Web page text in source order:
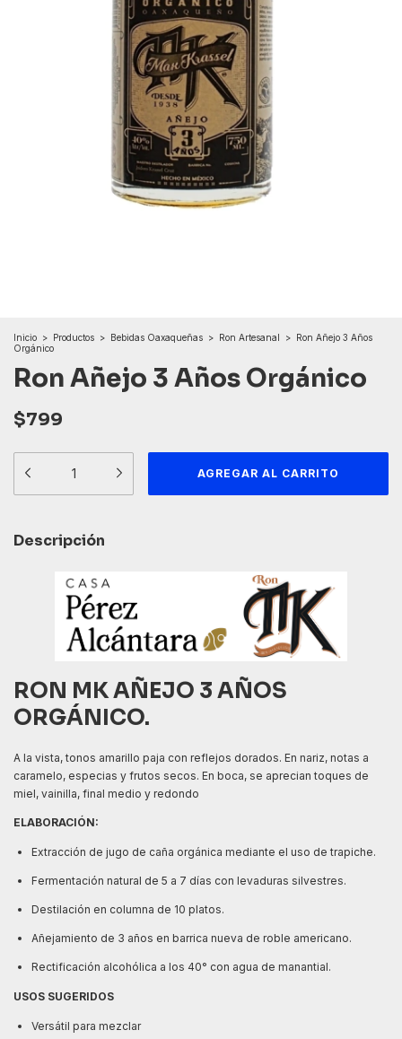
Inicio > Productos > Bebidas Oaxaqueñas > Ron Artesanal > Ron Añejo 3 Años
Orgánico
Ron Añejo 3 Años Orgánico
$799
Descripción
RON MK AÑEJO 3 AÑOS
ORGÁNICO.
A la vista, tonos amarillo paja con reflejos dorados. En nariz, notas a
caramelo, especias y frutos secos. En boca, se aprecian toques de
miel, vainilla, final medio y redondo
ELABORACIÓN:
Extracción de jugo de caña orgánica mediante el uso de trapiche.
Fermentación natural de 5 a 7 días con levaduras silvestres.
Destilación en columna de 10 platos.
Añejamiento de 3 años en barrica nueva de roble americano.
Rectificación alcohólica a los 40° con agua de manantial.
USOS SUGERIDOS
Versátil para mezclar